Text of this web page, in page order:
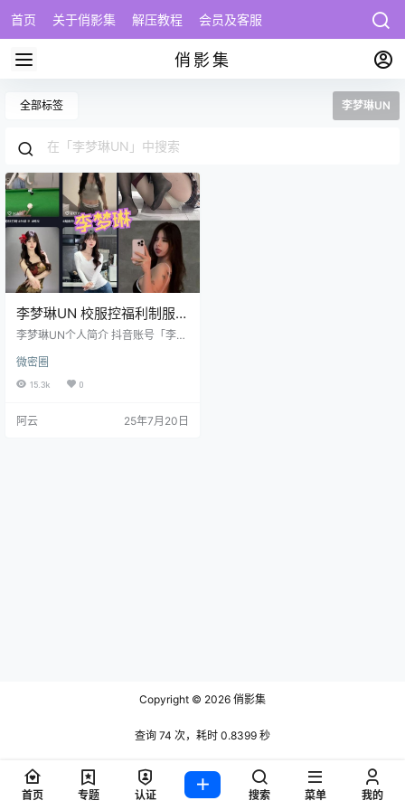
首页 关于俏影集 解压教程 会员及客服
俏影集
全部标签 李梦琳UN
李梦琳UN 校服控福利制服写
真图包及视频合集
李梦琳UN个人简介 抖音账号「李梦
者，凭借治愈系猫咪日常与创意剧
情演绎，收获12.3万忠实粉丝，累
创作者定位浙江杭州，个性签名
微密圈
15.3k 0
阿云 25年7月20日
Copyright © 2026 俏影集
查询 74 次，耗时 0.8399 秒
首页 专题 认证 搜索 菜单 我的